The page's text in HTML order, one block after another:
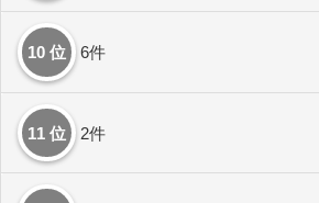
10 位 6件
11 位 2件